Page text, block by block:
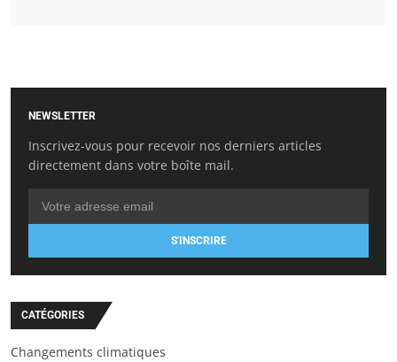
NEWSLETTER
Inscrivez-vous pour recevoir nos derniers articles
directement dans votre boîte mail.
S'INSCRIRE
CATÉGORIES
Changements climatiques